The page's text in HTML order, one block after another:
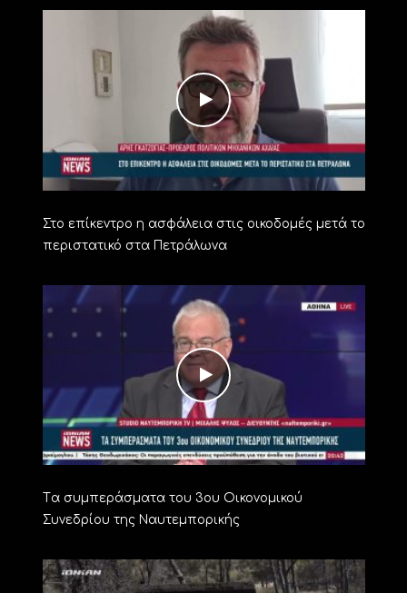
Στο επίκεντρο η ασφάλεια στις οικοδομές μετά το
περιστατικό στα Πετράλωνα
Tα συμπεράσματα του 3ου Οικονομικού
Συνεδρίου της Ναυτεμπορικής